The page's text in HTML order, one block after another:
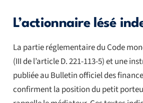
L’actionnaire lésé
La partie réglementaire du Code
(III de l’article D. 221-113-5) et une
publiée au Bulletin officiel des
confirment la position du petit